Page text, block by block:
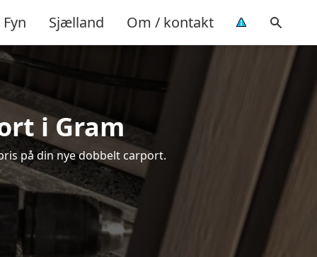
Fyn Sjælland Om / kontakt
i Gram
på din nye dobbelt carport.